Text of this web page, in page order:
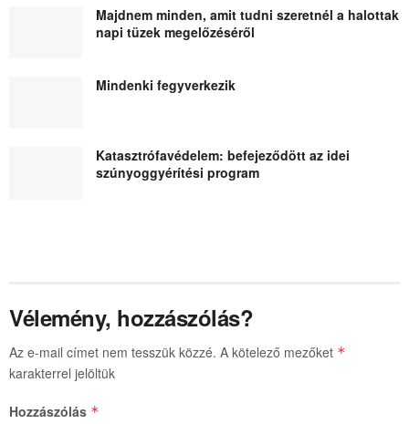
Majdnem minden, amit tudni szeretnél a halottak
napi tüzek megelőzéséről
Mindenki fegyverkezik
Katasztrófavédelem: befejeződött az idei
szúnyoggyérítési program
Vélemény, hozzászólás?
Az e-mail címet nem tesszük közzé. A kötelező mezőket *
karakterrel jelöltük
Hozzászólás *